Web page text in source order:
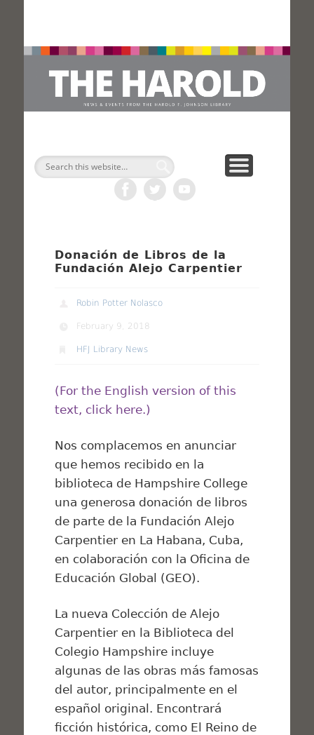
Search
Donación de Libros de la
Fundación Alejo Carpentier
Robin Potter Nolasco
February 9, 2018
HFJ Library News
(For the English version of this
text, click here.)
Nos complacemos en anunciar
que hemos recibido en la
biblioteca de Hampshire College
una generosa donación de libros
de parte de la Fundación Alejo
Carpentier en La Habana, Cuba,
en colaboración con la Oficina de
Educación Global (GEO).
La nueva Colección de Alejo
Carpentier en la Biblioteca del
Colegio Hampshire incluye
algunas de las obras más famosas
del autor, principalmente en el
español original. Encontrará
ficción histórica, como El Reino de